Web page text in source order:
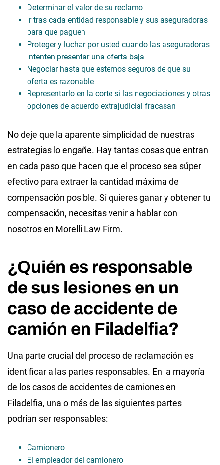
Determinar el valor de su reclamo
Ir tras cada entidad responsable y sus aseguradoras
para que paguen
Proteger y luchar por usted cuando las aseguradoras
intenten presentar una oferta baja
Negociar hasta que estemos seguros de que su
oferta es razonable
Representarlo en la corte si las negociaciones y otras
opciones de acuerdo extrajudicial fracasan
No deje que la aparente simplicidad de nuestras
estrategias lo engañe. Hay tantas cosas que entran
en cada paso que hacen que el proceso sea súper
efectivo para extraer la cantidad máxima de
compensación posible. Si quieres ganar y obtener tu
compensación, necesitas venir a hablar con
nosotros en Morelli Law Firm.
¿Quién es responsable
de sus lesiones en un
caso de accidente de
camión en Filadelfia?
Una parte crucial del proceso de reclamación es
identificar a las partes responsables. En la mayoría
de los casos de accidentes de camiones en
Filadelfia, una o más de las siguientes partes
podrían ser responsables:
Camionero
El empleador del camionero